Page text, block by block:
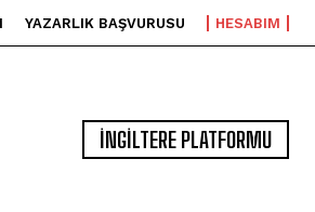
YAZARLIK BAŞVURUSU HESABIM
İNGİLTERE PLATFORMU